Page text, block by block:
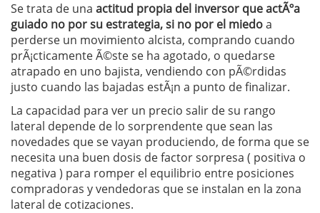
Se trata de una actitud propia del inversor que actÃºa
guiado no por su estrategia, si no por el miedoa
perderse un movimiento alcista, comprando cuando
prÃ¡cticamente Ã©ste se ha agotado, o quedarse
atrapado en uno bajista, vendiendo con pÃ©rdidas
justo cuando las bajadas estÃ¡n a punto de finalizar.
La capacidad para ver un precio salir de su rango
lateral depende de lo sorprendente que sean las
novedades que se vayan produciendo, de forma que se
necesita una buen dosis de factor sorpresa ( positiva o
negativa ) para romper el equilibrio entre posiciones
compradoras y vendedoras que se instalan en la zona
lateral de cotizaciones.